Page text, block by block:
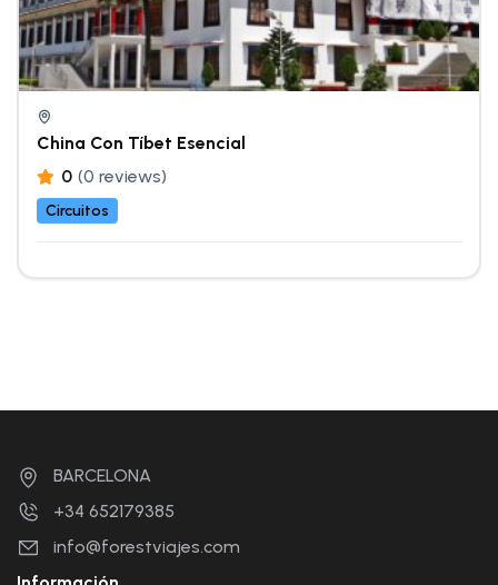
China Con Tíbet Esencial
0 (0 reviews)
Circuitos
BARCELONA
+34 652179385
info@forestviajes.com